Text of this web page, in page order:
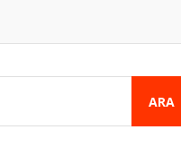
ARA